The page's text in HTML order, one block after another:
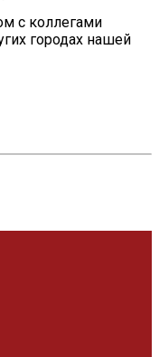
с коллегами
городах нашей